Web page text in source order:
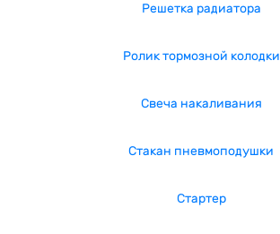
Решетка радиатора
Ролик тормозной колодки
Свеча накаливания
Стакан пневмоподушки
Стартер